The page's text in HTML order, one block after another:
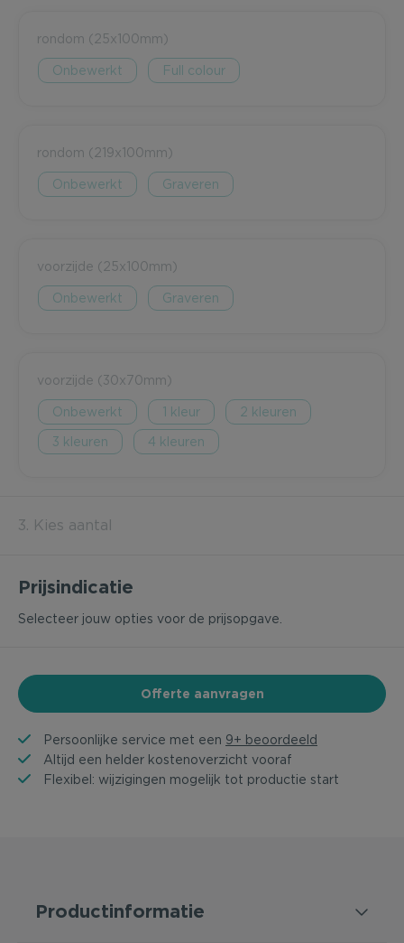
rondom (25x100mm)
Onbewerkt Full colour
rondom (219x100mm)
Onbewerkt Graveren
voorzijde (25x100mm)
Onbewerkt Graveren
voorzijde (30x70mm)
Onbewerkt 1 2
3 4
3. Kies aantal
Prijsindicatie
Selecteer jouw opties voor de prijsopgave.
Offerte aanvragen
Persoonlijke service met een 9+ beoordeeld
Altijd een helder kostenoverzicht vooraf
Flexibel: wijzigingen mogelijk tot productie start
Productinformatie